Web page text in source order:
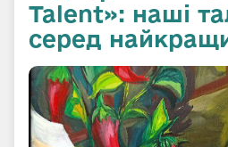
Talent»: наші
серед